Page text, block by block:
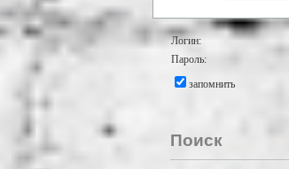
Логин:
Пароль:
запомнить
Поиск